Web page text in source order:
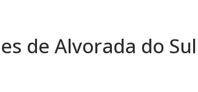
de Alvorada do Sul